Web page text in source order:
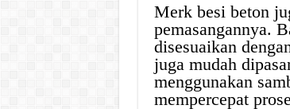
Merk besi beton
pemasangannya.
disesuaikan
juga mudah
menggunakan
mempercepat